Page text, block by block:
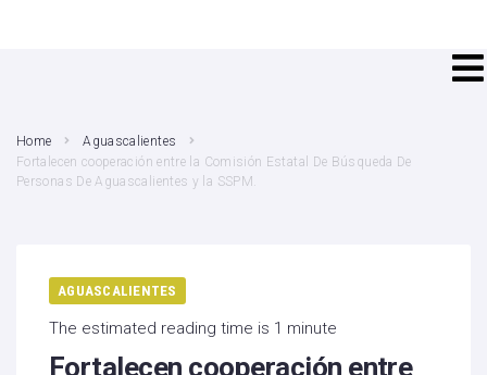
Home
Aguascalientes
Fortalecen cooperación entre la Comisión Estatal De Búsqueda De
Personas De Aguascalientes y la SSPM.
AGUASCALIENTES
The estimated reading time is 1 minute
Fortalecen cooperación entre